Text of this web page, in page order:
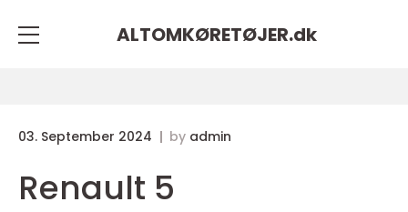
ALTOMKØRETØJER.dk
03. September 2024 by admin
Renault 5